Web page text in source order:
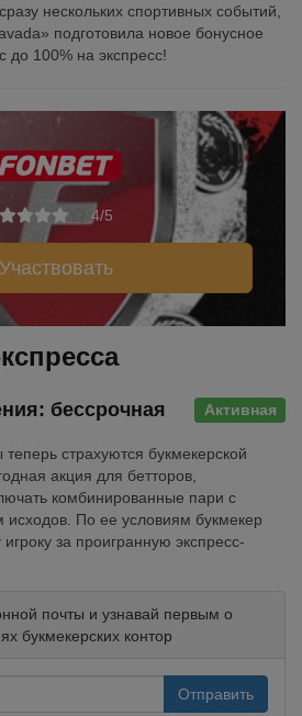
нескольких спортивных событий,
подготовила новое бонусное
100% на экспресс!
4/5
Участвовать
бессрочная Активная
страхуются букмекерской
акция для бетторов,
комбинированные пари с
исходов. По ее условиям букмекер
за проигранную экспресс-
почты и узнавай первым о
букмекерских контор
Отправить